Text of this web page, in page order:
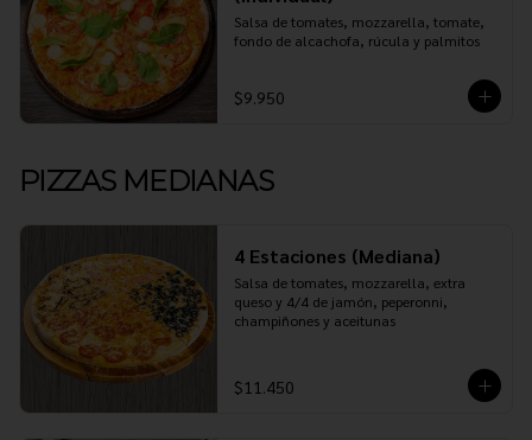
Salsa de tomates, mozzarella, tomate,
fondo de alcachofa, rúcula y palmitos
$9.950
PIZZAS MEDIANAS
4 Estaciones (Mediana)
Salsa de tomates, mozzarella, extra
queso y 4/4 de jamón, peperonni,
champiñones y aceitunas
$11.450